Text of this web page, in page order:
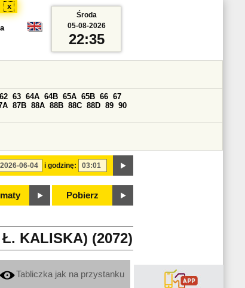
x
i godzinę:
62 63 64A 64B 65A 65B 66 67
87B 88A 88B 88C 88D 89 90
Pobierz
Środa
05-08-2026
22:35
KALISKA) (2072)
Tabliczka jak na przystanku